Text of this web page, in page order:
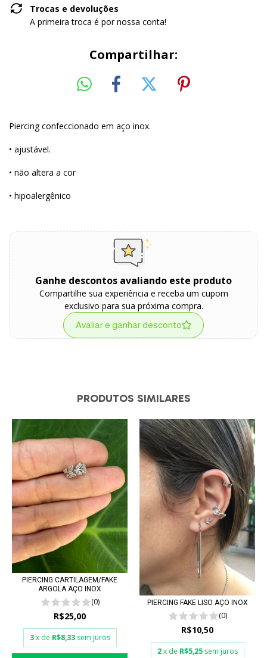
Trocas e devoluções
A primeira troca é por nossa conta!
Compartilhar:
Piercing confeccionado em aço inox.
• ajustável.
• não altera a cor
• hipoalergênico
Ganhe descontos avaliando este produto
Compartilhe sua experiência e receba um cupom
exclusivo para sua próxima compra.
Avaliar e ganhar desconto
PRODUTOS SIMILARES
PIERCING CARTILAGEM/FAKE
ARGOLA AÇO INOX
(0)
R$25,00
3 x de R$8,33 sem juros
PIERCING FAKE LISO AÇO INOX
(0)
R$10,50
2 x de R$5,25 sem juros